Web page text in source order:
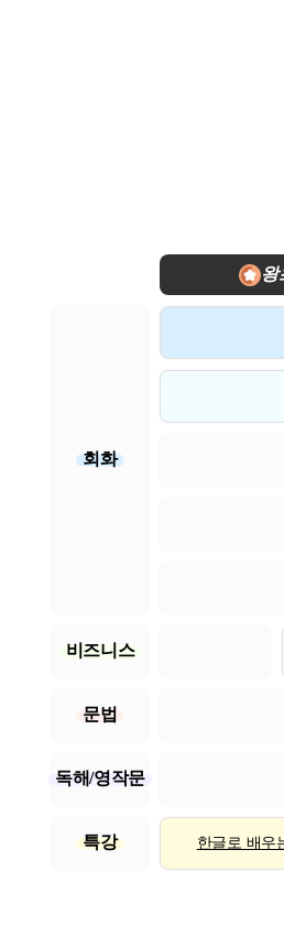
왕
회화
비즈니스
문법
독해/영작문
특강 한글로 배우